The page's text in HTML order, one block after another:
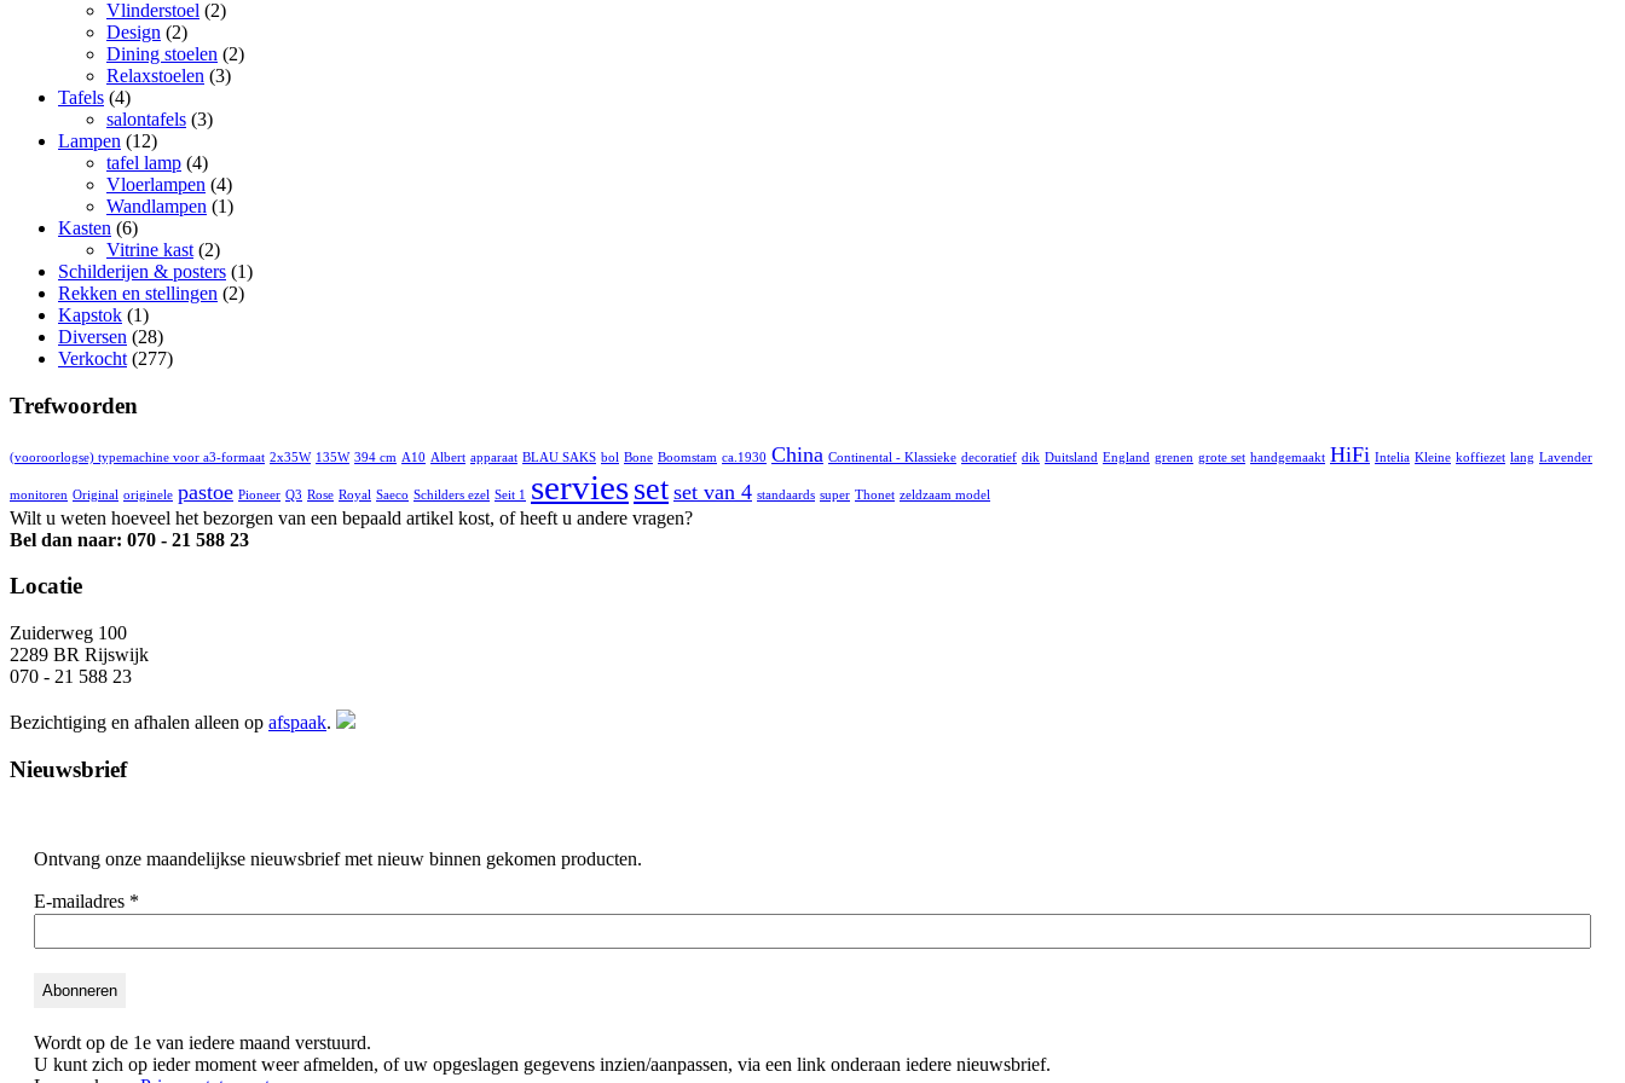
Vlinderstoel (2)
Design (2)
Dining stoelen (2)
Relaxstoelen (3)
Tafels (4)
salontafels (3)
Lampen (12)
tafel lamp (4)
Vloerlampen (4)
Wandlampen (1)
Kasten (6)
Vitrine kast (2)
Schilderijen & posters (1)
Rekken en stellingen (2)
Kapstok (1)
Diversen (28)
Verkocht (277)
Trefwoorden
(vooroorlogse) typemachine voor a3-formaat 2x35W 135W 394 cm A10 Albert apparaat BLAU SAKS bol Bone Boomstam ca.1930 China Continental - Klassieke decoratief dik Duitsland England grenen grote set handgemaakt HiFi Intelia Kleine koffiezet lang Lavender
monitoren Original originele pastoe Pioneer Q3 Rose Royal Saeco Schilders ezel Seit 1 serviesset set van 4 standaards super Thonet zeldzaam model
Wilt u weten hoeveel het bezorgen van een bepaald artikel kost, of heeft u andere vragen?
Bel dan naar: 070 - 21 588 23
Locatie
Zuiderweg 100
2289 BR Rijswijk
070 - 21 588 23
Bezichtiging en afhalen alleen op afspaak.
Nieuwsbrief
Ontvang onze maandelijkse nieuwsbrief met nieuw binnen gekomen producten.
E-mailadres *
Wordt op de 1e van iedere maand verstuurd.
U kunt zich op ieder moment weer afmelden, of uw opgeslagen gegevens inzien/aanpassen, via een link onderaan iedere nieuwsbrief.